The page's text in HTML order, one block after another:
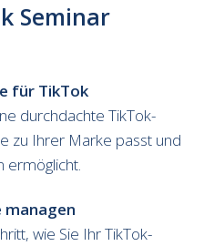
Seminar
für TikTok
durchdachte TikTok-
zu Ihrer Marke passt und
ermöglicht.
managen
wie Sie Ihr TikTok-